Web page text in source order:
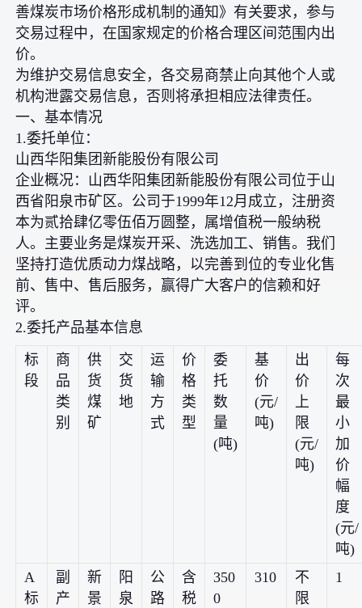
善煤炭市场价格形成机制的通知》有关要求，参与
交易过程中，在国家规定的价格合理区间范围内出
价。
为维护交易信息安全，各交易商禁止向其他个人或
机构泄露交易信息，否则将承担相应法律责任。
一、基本情况
1.委托单位：
山西华阳集团新能股份有限公司
企业概况：山西华阳集团新能股份有限公司位于山
西省阳泉市矿区。公司于1999年12月成立，注册资
本为贰拾肆亿零伍佰万圆整，属增值税一般纳税
人。主要业务是煤炭开采、洗选加工、销售。我们
坚持打造优质动力煤战略，以完善到位的专业化售
前、售中、售后服务，赢得广大客户的信赖和好
评。
2.委托产品基本信息
标
段
商
品
类
别
供
货
煤
矿
交
货
地
运
输
方
式
价
格
类
型
委
托
数
量
(吨)
基
价
(元/
吨)
出
价
上
限
(元/
吨)
每
次
最
小
加
价
幅
度
(元/
吨)
A
标
副
产
新
景
阳
泉
公
路
含
税
350
0
310
不
限
1